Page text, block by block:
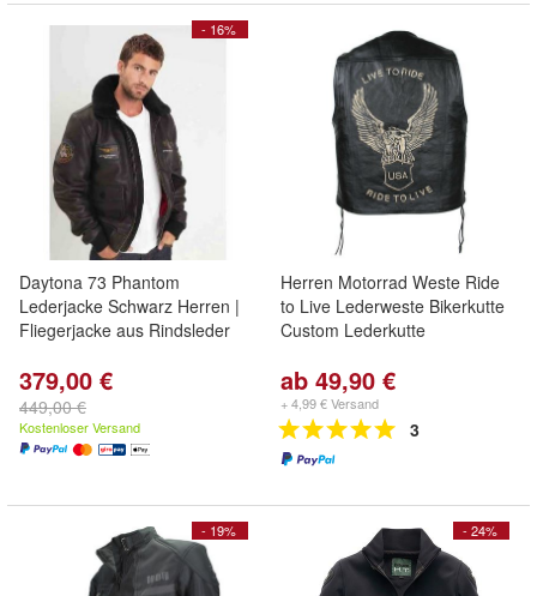
- 16%
Daytona 73 Phantom
Lederjacke Schwarz Herren |
Fliegerjacke aus Rindsleder
379,00 €
449,00 €
Kostenloser Versand
Herren Motorrad Weste Ride
to Live Lederweste Bikerkutte
Custom Lederkutte
ab 49,90 €
+ 4,99 € Versand
3
- 19% - 24%